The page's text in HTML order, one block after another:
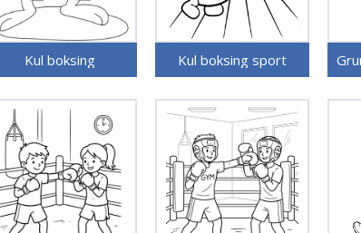
Kul boksing Kul boksing sport